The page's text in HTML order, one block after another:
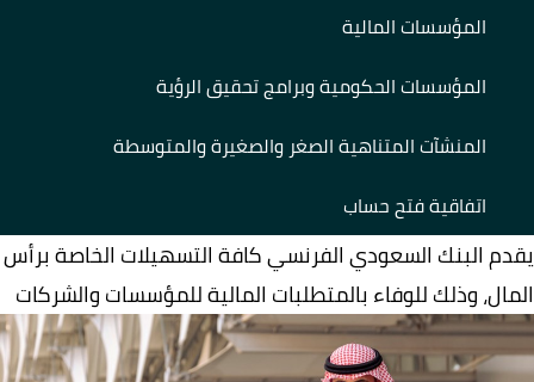
المؤسسات المالية
المؤسسات الحكومية وبرامج تحقيق الرؤية
المنشآت المتناهية الصغر والصغيرة والمتوسطة
اتفاقية فتح حساب
يقدم البنك السعودي الفرنسي كافة التسهيلات الخاصة برأس
المال، وذلك للوفاء بالمتطلبات المالية للمؤسسات والشركات